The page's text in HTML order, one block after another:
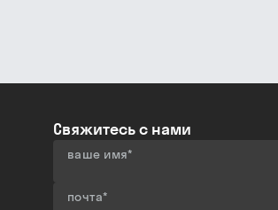
Свяжитесь с нами
ваше имя*
почта*